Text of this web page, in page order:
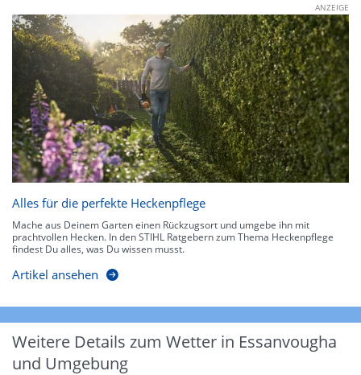
ANZEIGE
Alles für die perfekte Heckenpflege
Mache aus Deinem Garten einen Rückzugsort und umgebe ihn mit
prachtvollen Hecken. In den STIHL Ratgebern zum Thema Heckenpflege
findest Du alles, was Du wissen musst.
Artikel ansehen
Weitere Details zum Wetter in Essanvougha
und Umgebung